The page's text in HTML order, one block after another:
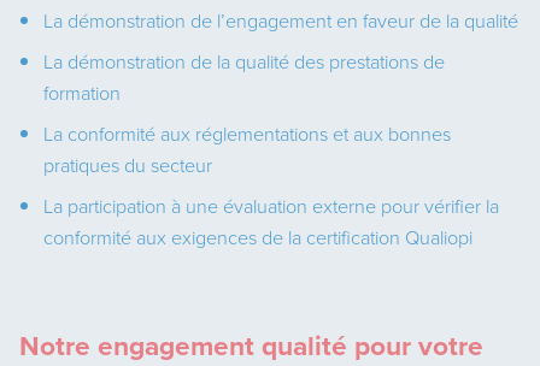
La démonstration de l’engagement en faveur de la qualité
La démonstration de la qualité des prestations de
formation
La conformité aux réglementations et aux bonnes
pratiques du secteur
La participation à une évaluation externe pour vérifier la
conformité aux exigences de la certification Qualiopi
Notre engagement qualité pour votre